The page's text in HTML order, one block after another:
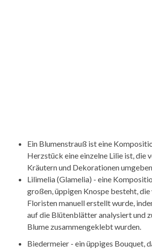
Ein Blumenstrauß ist eine
Herzstück eine einzelne Lilie ist, die
Kräutern und Dekorationen
Lilimelia (Glamelia) - eine
großen, üppigen Knospe besteht, die
Floristen manuell erstellt wurde,
auf die Blütenblätter analysiert und
Blume zusammengeklebt wurden.
Biedermeier - ein üppiges Bouquet,